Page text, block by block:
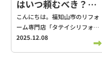
にキッチンをご成約いただいた
お客様には、もれなく【お肉の
カタログギフト10,000円分】を
どーんとプレゼントいたします
リフォームをお考えなら、間
です！ お子様にも専用のサイコ
ロチャレンジをご用意していま
す。 1・2・3が出たら… 好きな
景品を2個 4・5・6が出たら…
好きな景品を3個 中身は、お風
ッフが本音でお答えします。 も
ちろん、窓以外の小さなお家の
お悩みも大歓迎です！ 無理な勧
誘は一切ありません。まずはコ
ーヒーを飲むような気軽な気持
ちで、「わが家の快適のヒン
はいつ頼むべき？後
悔しないためのタイ
ミングガイド
こんにちは。福知山市のリフォ
ーム専門店「タテイシリフォー
ム」です
「リフォームの見
積りって、いつ頼むのがベスト
2025.12.08